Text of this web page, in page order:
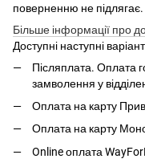
поверненню не підлягає.
Більше інформації про
Доступні наступні
Післяплата. Оплата
замволення у
Оплата на карту
Оплата на карту
Online оплата